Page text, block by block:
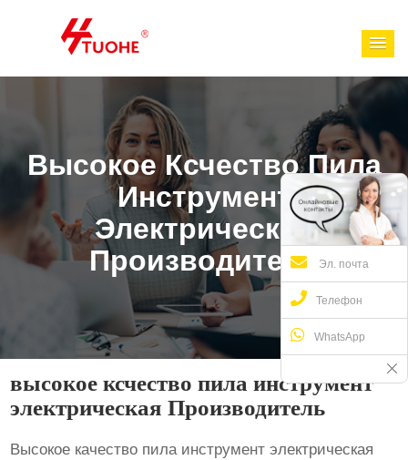
Высокое Ксчество Пила
Инструмент
Электрическая
Производитель
высокое ксчество пила инструмент
электрическая Производитель
Высокое качество пила инструмент электрическая
Эл. почта
Телефон
WhatsApp